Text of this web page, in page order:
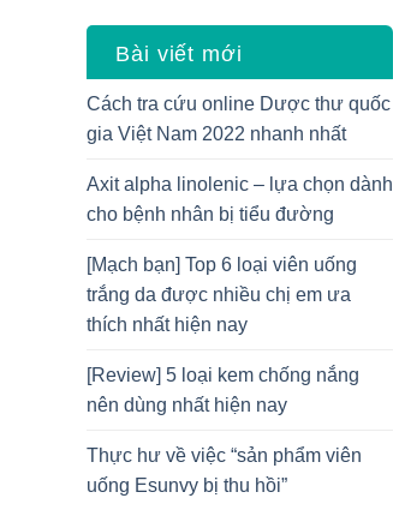
Bài viết mới
Cách tra cứu online Dược thư quốc
gia Việt Nam 2022 nhanh nhất
Axit alpha linolenic – lựa chọn dành
cho bệnh nhân bị tiểu đường
[Mạch bạn] Top 6 loại viên uống
trắng da được nhiều chị em ưa
thích nhất hiện nay
[Review] 5 loại kem chống nắng
nên dùng nhất hiện nay
Thực hư về việc “sản phẩm viên
uống Esunvy bị thu hồi”